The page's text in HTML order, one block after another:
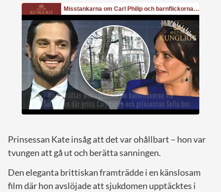
Prinsessan Kate insåg att det var ohållbart – hon var
tvungen att gå ut och berätta sanningen.
Den eleganta brittiskan framträdde i en känslosam
film där hon avslöjade att sjukdomen upptäcktes i